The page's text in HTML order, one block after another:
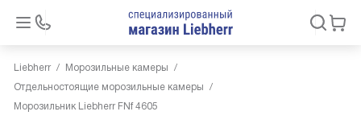
Liebherr
Морозильные камеры
Отдельностоящие морозильные камеры
Морозильник Liebherr FNf 4605